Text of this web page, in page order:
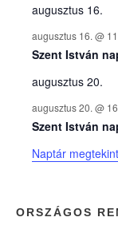
y
e
k
n
a
p
augusztus 16.
augusztus 16. @
Szent István
augusztus 20.
augusztus 20. @
Szent István
Naptár
ORSZÁGOS